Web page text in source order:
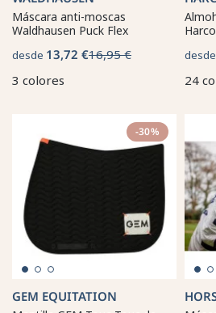
Máscara anti-moscas
Waldhausen Puck Flex
desde 13,72 €16,95 €
3 colores
desde
24
-30%
GEM EQUITATION